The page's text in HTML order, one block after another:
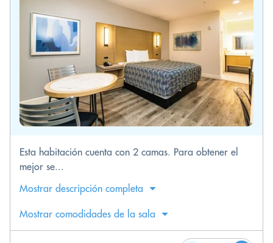
Esta habitación cuenta con 2 camas. Para obtener el
mejor se...
Mostrar descripción completa
Mostrar comodidades de la sala